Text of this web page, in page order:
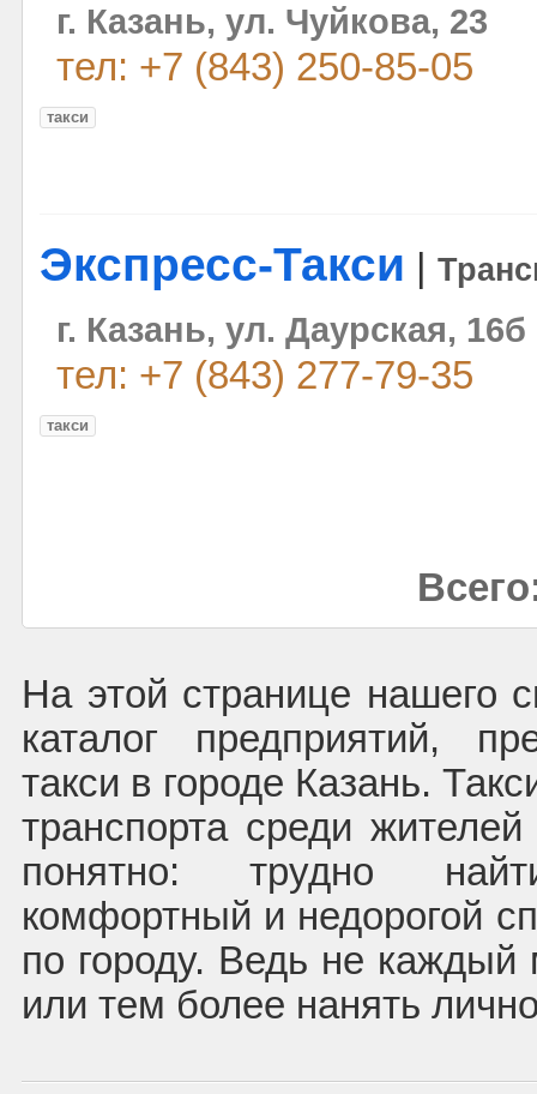
г. Казань, ул. Чуйкова, 23
тел: +7 (843) 250-85-05
такси
Экспресс-Такси
г. Казань, ул. Даурская, 16б
тел: +7 (843) 277-79-35
такси
На этой странице нашего
каталог предприятий,
такси в городе Казань.
транспорта среди
понятно: трудно
комфортный и недорогой
по городу. Ведь не каждый
или тем более нанять